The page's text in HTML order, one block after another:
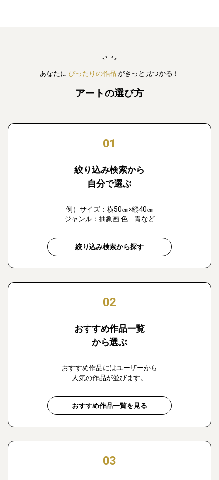
あなたに ぴったりの作品 がきっと見つかる！
アートの選び方
01
絞り込み検索から
自分で選ぶ
例）サイズ：横50㎝×縦40㎝
ジャンル：抽象画 色：青など
絞り込み検索から探す
02
おすすめ作品一覧
から選ぶ
おすすめ作品にはユーザーから
人気の作品が並びます。
おすすめ作品一覧を見る
03